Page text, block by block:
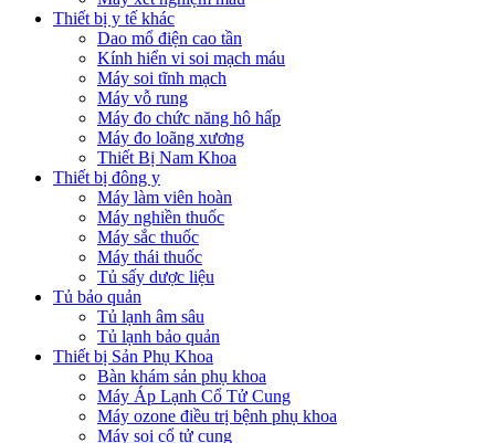
Thiết bị y tế khác
Dao mổ điện cao tần
Kính hiển vi soi mạch máu
Máy soi tĩnh mạch
Máy vỗ rung
Máy đo chức năng hô hấp
Máy đo loãng xương
Thiết Bị Nam Khoa
Thiết bị đông y
Máy làm viên hoàn
Máy nghiền thuốc
Máy sắc thuốc
Máy thái thuốc
Tủ sấy dược liệu
Tủ bảo quản
Tủ lạnh âm sâu
Tủ lạnh bảo quản
Thiết bị Sản Phụ Khoa
Bàn khám sản phụ khoa
Máy Áp Lạnh Cổ Tử Cung
Máy ozone điều trị bệnh phụ khoa
Máy soi cổ tử cung